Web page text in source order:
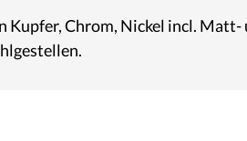
Kupfer, Chrom, Nickel incl. Matt-